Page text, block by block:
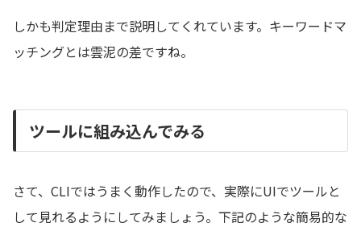
しかも判定理由まで説明してくれています。キーワードマ
ッチングとは雲泥の差ですね。
ツールに組み込んでみる
さて、CLIではうまく動作したので、実際にUIでツールと
して見れるようにしてみましょう。下記のような簡易的な